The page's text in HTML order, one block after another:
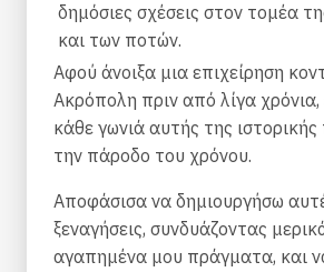
δημόσιες σχέσεις στον τομέα
και των ποτών.
Αφού άνοιξα μια επιχείρηση
Ακρόπολη πριν από λίγα
κάθε γωνιά αυτής της
την πάροδο του χρόνου.
Αποφάσισα να δημιουργήσω
ξεναγήσεις, συνδυάζοντας
αγαπημένα μου πράγματα, και